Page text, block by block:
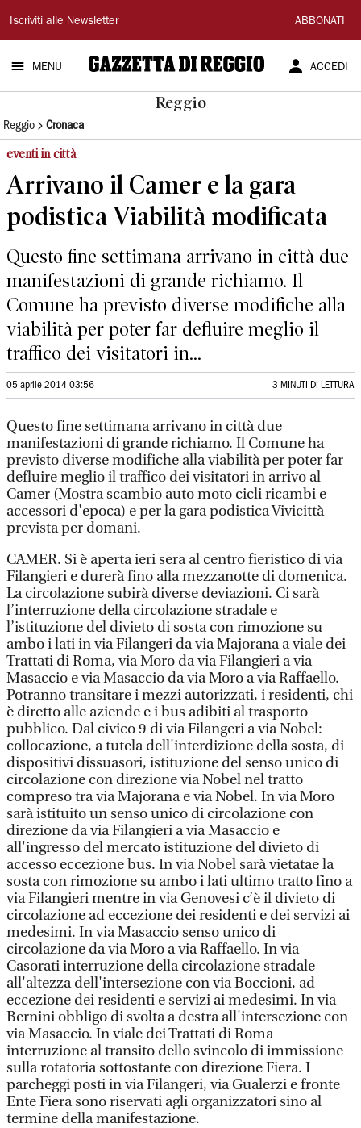
Gazzetta
di
Reggio
Iscriviti alle Newsletter ABBONATI
MENU ACCEDI
Reggio
Reggio Cronaca
eventi in città
Arrivano il Camer e la gara
podistica Viabilità modificata
Questo fine settimana arrivano in città due
manifestazioni di grande richiamo. Il
Comune ha previsto diverse modifiche alla
viabilità per poter far defluire meglio il
traffico dei visitatori in...
05 aprile 2014 03:56 3 MINUTI DI LETTURA
Questo fine settimana arrivano in città due
manifestazioni di grande richiamo. Il Comune ha
previsto diverse modifiche alla viabilità per poter far
defluire meglio il traffico dei visitatori in arrivo al
Camer (Mostra scambio auto moto cicli ricambi e
accessori d'epoca) e per la gara podistica Vivicittà
prevista per domani.
CAMER. Si è aperta ieri sera al centro fieristico di via
Filangieri e durerà fino alla mezzanotte di domenica.
La circolazione subirà diverse deviazioni. Ci sarà
l’interruzione della circolazione stradale e
l’istituzione del divieto di sosta con rimozione su
ambo i lati in via Filangeri da via Majorana a viale dei
Trattati di Roma, via Moro da via Filangieri a via
Masaccio e via Masaccio da via Moro a via Raffaello.
Potranno transitare i mezzi autorizzati, i residenti, chi
è diretto alle aziende e i bus adibiti al trasporto
pubblico. Dal civico 9 di via Filangeri a via Nobel:
collocazione, a tutela dell'interdizione della sosta, di
dispositivi dissuasori, istituzione del senso unico di
circolazione con direzione via Nobel nel tratto
compreso tra via Majorana e via Nobel. In via Moro
sarà istituito un senso unico di circolazione con
direzione da via Filangieri a via Masaccio e
all'ingresso del mercato istituzione del divieto di
accesso eccezione bus. In via Nobel sarà vietatae la
sosta con rimozione su ambo i lati ultimo tratto fino a
via Filangieri mentre in via Genovesi c’è il divieto di
circolazione ad eccezione dei residenti e dei servizi ai
medesimi. In via Masaccio senso unico di
circolazione da via Moro a via Raffaello. In via
Casorati interruzione della circolazione stradale
all'altezza dell'intersezione con via Boccioni, ad
eccezione dei residenti e servizi ai medesimi. In via
Bernini obbligo di svolta a destra all'intersezione con
via Masaccio. In viale dei Trattati di Roma
interruzione al transito dello svincolo di immissione
sulla rotatoria sottostante con direzione Fiera. I
parcheggi posti in via Filangeri, via Gualerzi e fronte
Ente Fiera sono riservati agli organizzatori sino al
termine della manifestazione.